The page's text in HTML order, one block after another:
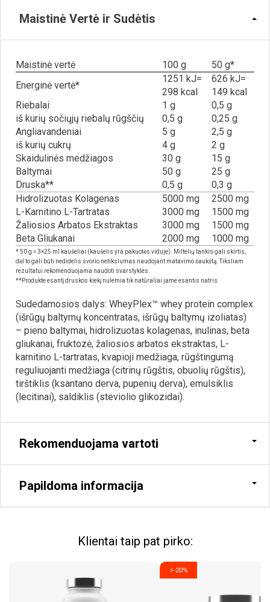
Maistinė Vertė ir Sudėtis
Maistinė vertė 100 g
50 g*
Energinė vertė*
1251 kJ=
298 kcal
626 kJ=
149 kcal
Riebalai
1 g
0,5 g
iš kurių sočiųjų riebalų rūgščių
0,5 g
0,25 g
Angliavandeniai
5 g
2,5 g
iš kurių cukrų
4 g
2 g
Skaidulinės medžiagos
30 g
15 g
Baltymai
50 g
25 g
Druska**
0,5 g
0,3 g
Hidrolizuotas Kolagenas
5000 mg
2500 mg
L-Karnitino L-Tartratas
3000 mg
1500 mg
Žaliosios Arbatos Ekstraktas
3000 mg
1500 mg
Beta Gliukanai
2000 mg 1000 mg
* 50 g = 3×25 ml kaušeliai (kaušelis yra pakuotės viduje). Miltelių tankis gali skirtis,
dėl to gali būti nedidelis svorio netikslumas naudojant matavimo šaukštą. Tiksliam
rezultatui rekomenduojama naudoti svarstykles.
**Produkte esantį druskos kiekį nulemia tik natūraliai jame esantis natris.
Sudedamosios dalys: WheyPlex™ whey protein complex
(išrūgų baltymų koncentratas, išrūgų baltymų izoliatas)
– pieno baltymai, hidrolizuotas kolagenas, inulinas, beta
gliukanai, fruktozė, žaliosios arbatos ekstraktas, L-
karnitino L-tartratas, kvapioji medžiaga, rūgštingumą
reguliuojanti medžiaga (citrinų rūgštis, obuolių rūgštis),
tirštiklis (ksantano derva, pupenių derva), emulsiklis
(lecitinai), saldiklis (steviolio glikozidai).
Rekomenduojama vartoti
Papildoma informacija
Klientai taip pat pirko:
⚡-20%